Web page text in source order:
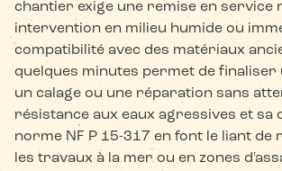
chantier exige une remise en service
intervention en milieu humide ou
compatibilité avec des matériaux
quelques minutes permet de finaliser
un calage ou une réparation sans
résistance aux eaux agressives et sa
norme NF P 15-317 en font le liant de
les travaux à la mer ou en zones